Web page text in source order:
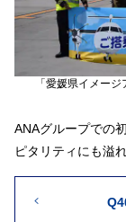
「愛媛県イメー
ANAグループでの
ピタリティにも溢